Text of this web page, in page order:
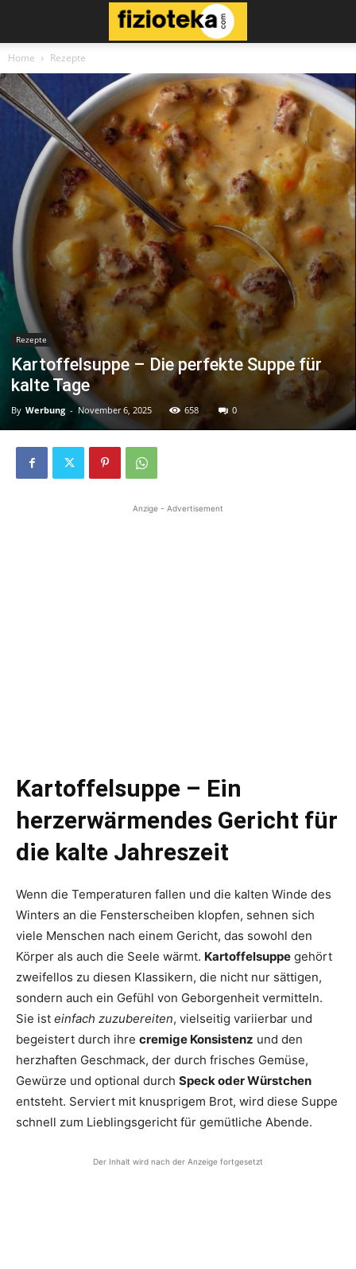
Home Rezepte
Rezepte
Kartoffelsuppe – Die perfekte Suppe für
kalte Tage
By Werbung - November 6, 2025 658 0
Anzige - Advertisement
Kartoffelsuppe – Ein
herzerwärmendes Gericht für
die kalte Jahreszeit
Wenn die Temperaturen fallen und die kalten Winde des
Winters an die Fensterscheiben klopfen, sehnen sich
viele Menschen nach einem Gericht, das sowohl den
Körper als auch die Seele wärmt. Kartoffelsuppe gehört
zweifellos zu diesen Klassikern, die nicht nur sättigen,
sondern auch ein Gefühl von Geborgenheit vermitteln.
Sie ist einfach zuzubereiten, vielseitig variierbar und
begeistert durch ihre cremige Konsistenz und den
herzhaften Geschmack, der durch frisches Gemüse,
Gewürze und optional durch Speck oder Würstchen
entsteht. Serviert mit knusprigem Brot, wird diese Suppe
schnell zum Lieblingsgericht für gemütliche Abende.
Der Inhalt wird nach der Anzeige fortgesetzt